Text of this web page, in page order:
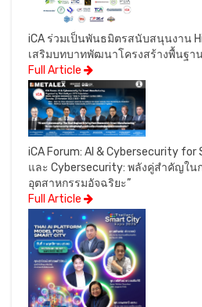
iCA ร่วมเป็นพันธมิตรสนับสนุนงาน
เสริมบทบาทพัฒนาโครงสร้างพื้นฐา
Full Article
iCA Forum: AI & Cybersecurity for
และ Cybersecurity: พลังคู่สำคัญใ
อุตสาหกรรมอัจฉริยะ”
Full Article